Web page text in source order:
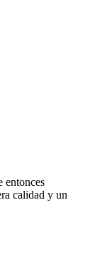
entonces
calidad y un